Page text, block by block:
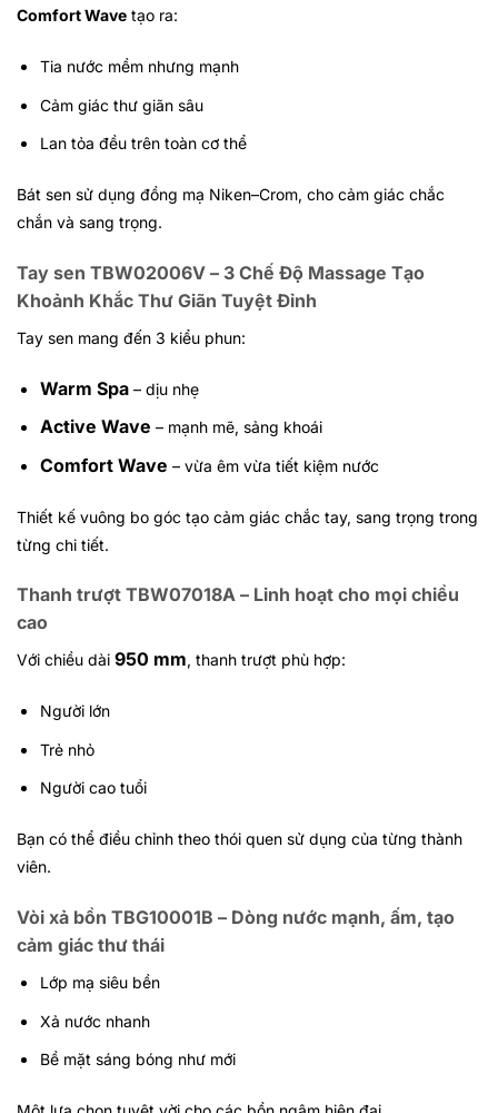
Comfort Wave tạo ra:
Tia nước mềm nhưng mạnh
Cảm giác thư giãn sâu
Lan tỏa đều trên toàn cơ thể
Bát sen sử dụng đồng mạ Niken–Crom, cho cảm giác chắc
chắn và sang trọng.
Tay sen TBW02006V – 3 Chế Độ Massage Tạo
Khoảnh Khắc Thư Giãn Tuyệt Đỉnh
Tay sen mang đến 3 kiểu phun:
Warm Spa– dịu nhẹ
Active Wave – mạnh mẽ, sảng khoái
Comfort Wave – vừa êm vừa tiết kiệm nước
Thiết kế vuông bo góc tạo cảm giác chắc tay, sang trọng trong
từng chi tiết.
Thanh trượt TBW07018A – Linh hoạt cho mọi chiều
cao
Với chiều dài 950 mm, thanh trượt phù hợp:
Người lớn
Trẻ nhỏ
Người cao tuổi
Bạn có thể điều chỉnh theo thói quen sử dụng của từng thành
viên.
Vòi xả bồn TBG10001B – Dòng nước mạnh, ấm, tạo
cảm giác thư thái
Lớp mạ siêu bền
Xả nước nhanh
Bề mặt sáng bóng như mới